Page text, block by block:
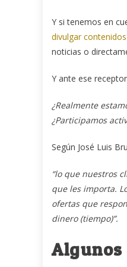
Y si tenemos en
divulgar
noticias o
Y ante ese
¿Realmente
¿Participamos
Según José Luis
“lo que nuestros
que les importa.
ofertas que
dinero (tiempo)”.